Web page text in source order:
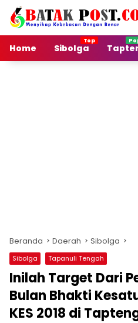
Langsung
konten
Home
Sibolga
Beranda Daerah Sibolga
Sibolga Tapanuli Tengah
Inilah Target Dari
Bulan Bhakti
KES 2018 di